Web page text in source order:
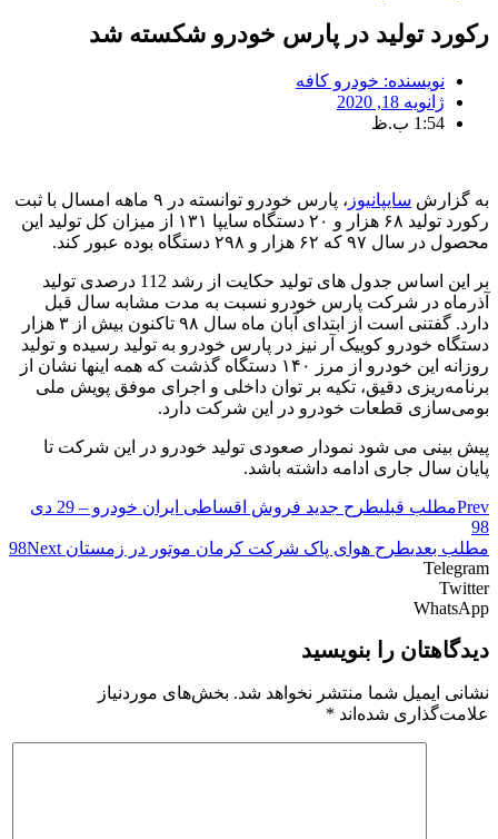
رکورد تولید در پارس خودرو شکسته شد
نویسنده: خودرو کافه
ژانویه 18, 2020
1:54 ب.ظ
به گزارش سایپانیوز
، پارس خودرو توانسته در ۹ ماهه امسال با ثبت
رکورد تولید ۶۸ هزار و ۲۰ دستگاه سایپا ۱۳۱ از میزان کل تولید این
محصول در سال ۹۷ که ۶۲ هزار و ۲۹۸ دستگاه بوده عبور ‌کند.
بر این اساس جدول های تولید حکایت از رشد 112 درصدی تولید
آذرماه در شرکت پارس خودرو نسبت به مدت مشابه سال قبل
دارد. گفتنی است از ابتدای آبان ماه سال ۹۸ تاکنون بیش از ۳ هزار
دستگاه خودرو کوییک آر نیز در پارس خودرو به تولید رسیده و تولید
روزانه این خودرو از مرز ۱۴۰ دستگاه گذشت که همه اینها نشان از
برنامه‌ریزی دقیق، تکیه بر توان داخلی و اجرای موفق پویش ملی
بومی‌سازی قطعات خودرو در این شرکت دارد.
پیش بینی می شود نمودار صعودی تولید خودرو در این شرکت تا
پایان سال جاری ادامه داشته باشد.
Prevمطلب قبلی
طرح جدید فروش اقساطی ایران خودرو – 29 دی
98
مطلب بعدیطرح هوای پاک شرکت کرمان موتور در زمستان 98 Next
Telegram
Twitter
WhatsApp
دیدگاهتان را بنویسید
نشانی ایمیل شما منتشر نخواهد شد. بخش‌های موردنیاز
علامت‌گذاری شده‌اند *